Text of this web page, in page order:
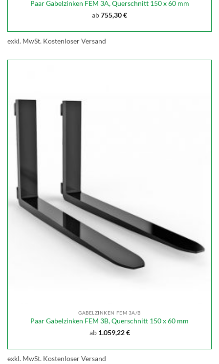
Paar Gabelzinken FEM 3A, Querschnitt 150 x 60 mm
ab755,30€
exkl. MwSt. Kostenloser Versand
GABELZINKEN FEM 3A/B
Paar Gabelzinken FEM 3B, Querschnitt 150 x 60 mm
ab 1.059,22€
exkl. MwSt. Kostenloser Versand